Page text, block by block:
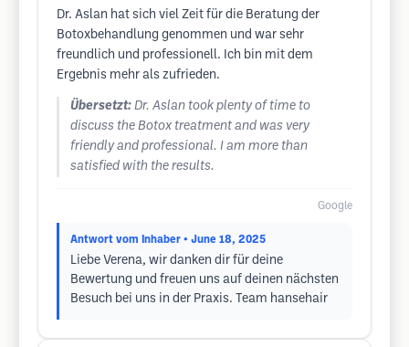
Dr. Aslan hat sich viel Zeit für die Beratung der
Botoxbehandlung genommen und war sehr
freundlich und professionell. Ich bin mit dem
Ergebnis mehr als zufrieden.
Übersetzt: Dr. Aslan took plenty of time to
discuss the Botox treatment and was very
friendly and professional. I am more than
satisfied with the results.
Google
Antwort vom Inhaber • June 18, 2025
Liebe Verena, wir danken dir für deine
Bewertung und freuen uns auf deinen nächsten
Besuch bei uns in der Praxis. Team hansehair